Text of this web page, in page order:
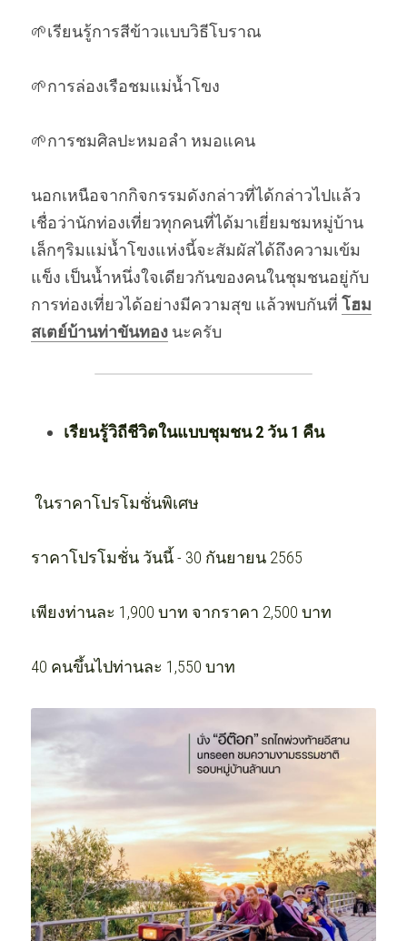
🌱เรียนรู้การสีข้าวแบบวิธีโบราณ
🌱การล่องเรือชมแม่น้ำโขง
🌱การชมศิลปะหมอลำ หมอแคน
นอกเหนือจากกิจกรรมดังกล่าวที่ได้กล่าวไปแล้ว
เชื่อว่านักท่องเที่ยวทุกคนที่ได้มาเยี่ยมชมหมู่บ้าน
เล็กๆริมแม่น้ำโขงแห่งนี้จะสัมผัสได้ถึงความเข้ม
แข็ง เป็นน้ำหนึ่งใจเดียวกันของคนในชุมชนอยู่กับ
การท่องเที่ยวได้อย่างมีความสุข แล้วพบกันที่ โฮม
สเตย์บ้านท่าขันทอง นะครับ
เรียนรู้วิถีชีวิตในแบบชุมชน 2 วัน 1 คืน
ในราคาโปรโมชั่นพิเศษ
ราคาโปรโมชั่น วันนี้ - 30 กันยายน 2565
เพียงท่านละ 1,900 บาท จากราคา 2,500 บาท
40 คนขึ้นไปท่านละ 1,550 บาท